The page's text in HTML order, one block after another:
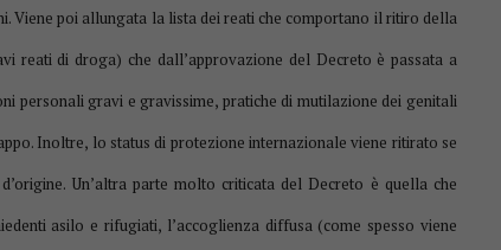
Viene poi allungata la lista dei reati che comportano il ritiro della
reati di droga) che dall’approvazione del Decreto è passata a
personali gravi e gravissime, pratiche di mutilazione dei genitali
Inoltre, lo status di protezione internazionale viene ritirato se
Un’altra parte molto criticata del Decreto è quella che
asilo e rifugiati, l’accoglienza diffusa (come spesso viene